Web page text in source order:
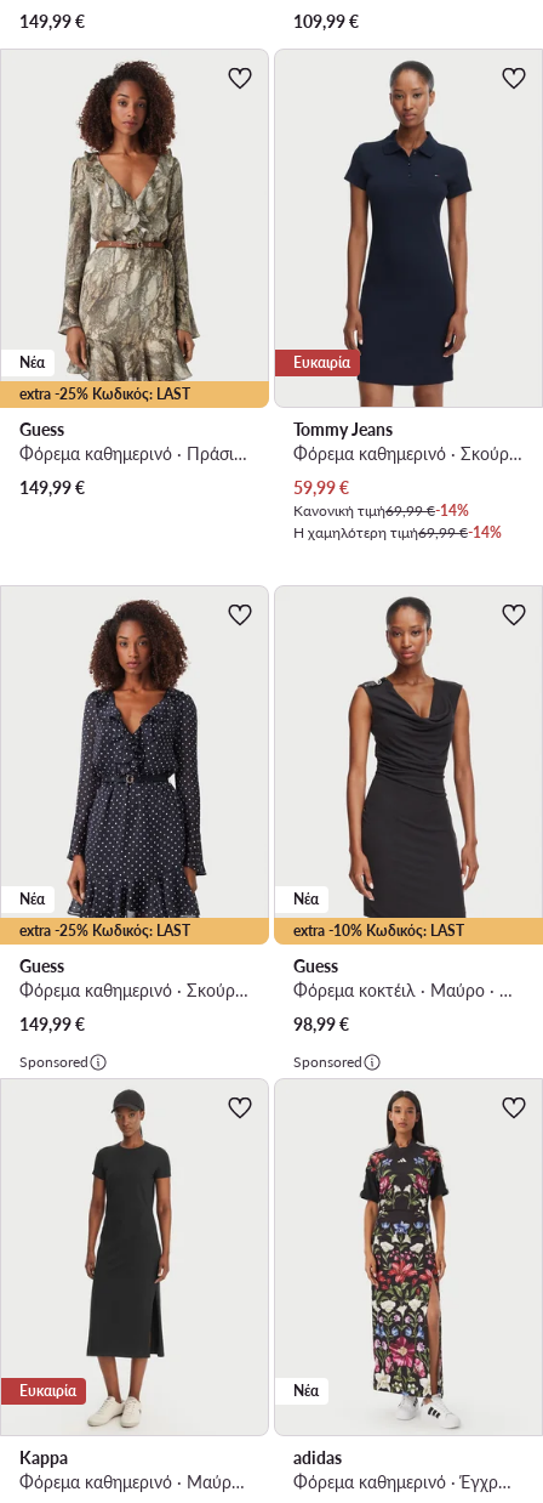
149,99€
109,99€
extra -25% Κωδικός: LAST
Νέα
Guess
Φόρεμα καθημερινό · Πράσινο · Mini
149,99€
Ευκαιρία
Tommy Jeans
Φόρεμα καθημερινό · Σκούρο μπλε · Mini
Τρέχουσα τιμή
59,99€
Κανονική τιμή69,99 €-14%
Η χαμηλότερη τιμή69,99 €-14%
extra -25% Κωδικός: LAST
Νέα
Guess
Φόρεμα καθημερινό · Σκούρο μπλε · Mini
149,99€
extra -10% Κωδικός: LAST
Νέα
Guess
Φόρεμα κοκτέιλ · Μαύρο · Mini
98,99€
Sponsored
Ευκαιρία
Kappa
Φόρεμα καθημερινό · Μαύρο · Midi
Sponsored
Νέα
adidas
Φόρεμα καθημερινό · Έγχρωμο · Maxi